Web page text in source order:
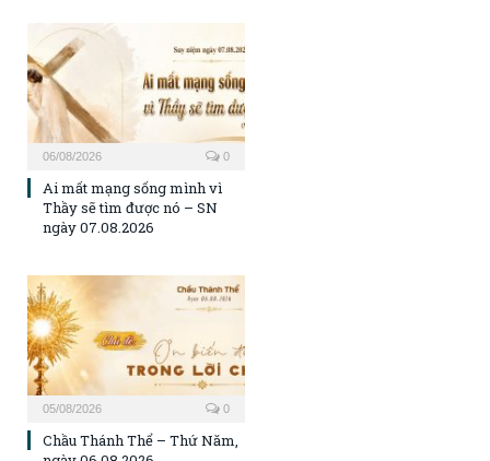
06/08/2026 0
Ai mất mạng sống mình vì
Thầy sẽ tìm được nó – SN
ngày 07.08.2026
05/08/2026 0
Chầu Thánh Thể – Thứ Năm,